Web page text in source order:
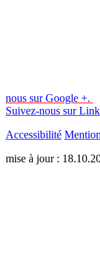
nous sur Google +.
Suivez-nous sur
Accessibilité
mise à jour :